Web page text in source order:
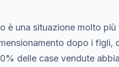
è una situazione molto
dopo i figli,
delle case vendute